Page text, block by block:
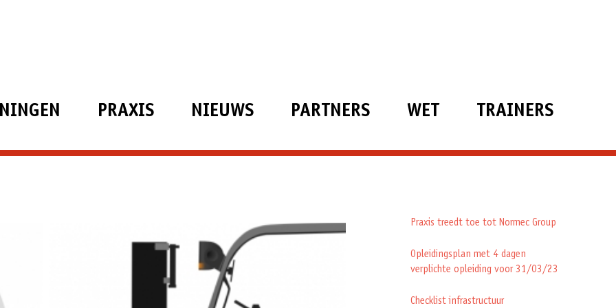
PRAXIS NIEUWS PARTNERS WET TRAINERS
Praxis treedt toe tot Normec Group
Opleidingsplan met 4 dagen
verplichte opleiding voor 31/03/23
Checklist infrastructuur